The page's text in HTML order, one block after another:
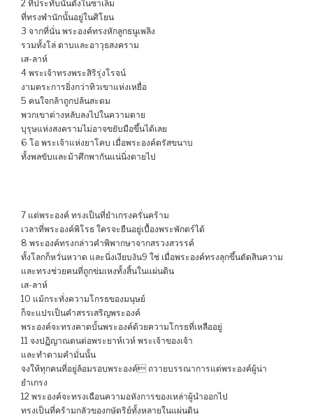
2 ที่ประทับนั้นตั้งในซาเล็ม
ที่ทรงพำนักนั้นอยู่ในศิโยน
3 จากที่นั่น พระองค์ทรงหักลูกธนูเพลิง
รวมทั้งโล่ ดาบและอาวุธสงคราม
เส-ลาห์
4 พระเจ้าทรงพระสิริรุ่งโรจน์
งามตระการยิ่งกว่าทิวเขาแห่งเหยื่อ
5 คนใจกล้าถูกปล้นสะดม
พวกเขาต่างหลับลงไปในความตาย
บุรุษแห่งสงครามไม่อาจขยับมือขึ้นได้เลย
6 โอ พระเจ้าแห่งยาโคบ เมื่อพระองค์ตรัสขนาบ
ทั้งพลขับและม้าศึกพากันแน่นิ่งตายไป
7 แต่พระองค์ ทรงเป็นที่ยำเกรงครั่นคร้าม
เวลาที่พระองค์พิโรธ ใครจะยืนอยู่เบื้องพระพักตร์ได้
8 พระองค์ทรงกล่าวคำพิพากษาจากสรวงสวรรค์
ทั้งโลกก็หวั่นหวาด และนิ่งเงียบงัน9 ใช่ เมื่อพระองค์ทรงลุกขึ้นตัดสินความ
และทรงช่วยคนที่ถูกข่มเหงทั้งสิ้นในแผ่นดิน
เส-ลาห์
10 แม้กระทั่งความโกรธของมนุษย์
ก็จะแปรเป็นคำสรรเสริญพระองค์
พระองค์จะทรงคาดบั้นพระองค์ด้วยความโกรธที่เหลืออยู่
11 จงปฏิญาณตนต่อพระยาห์เวห์ พระเจ้าของเจ้า
และทำตามคำมั่นนั้น
จงให้ทุกคนที่อยู่ล้อมรอบพระองค์ ถวายบรรณาการแด่พระองค์ผู้น่า
ยำเกรง
12 พระองค์จะทรงเฉือนความอหังการของเหล่าผู้นำออกไป
ทรงเป็นที่คร้ามกลัวของกษัตริย์ทั้งหลายในแผ่นดิน